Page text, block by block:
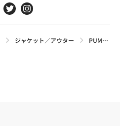
ジャケット／アウター PUMAのおすすめジャケット5選。多くの人に支持される魅力と選び方を解説！